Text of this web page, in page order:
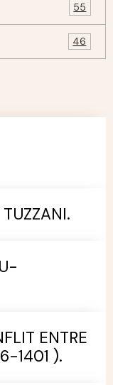
55
46
ENTRE
1401 ).